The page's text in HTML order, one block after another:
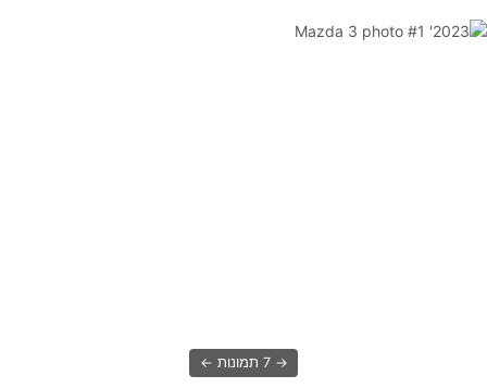
7 תמונות